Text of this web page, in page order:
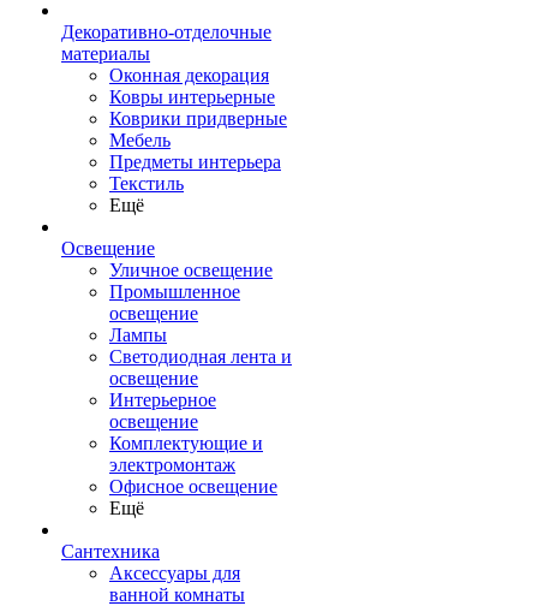
Декоративно-отделочные
материалы
Оконная декорация
Ковры интерьерные
Коврики придверные
Мебель
Предметы интерьера
Текстиль
Ещё
Освещение
Уличное освещение
Промышленное
освещение
Лампы
Светодиодная лента и
освещение
Интерьерное
освещение
Комплектующие и
электромонтаж
Офисное освещение
Ещё
Сантехника
Аксессуары для
ванной комнаты